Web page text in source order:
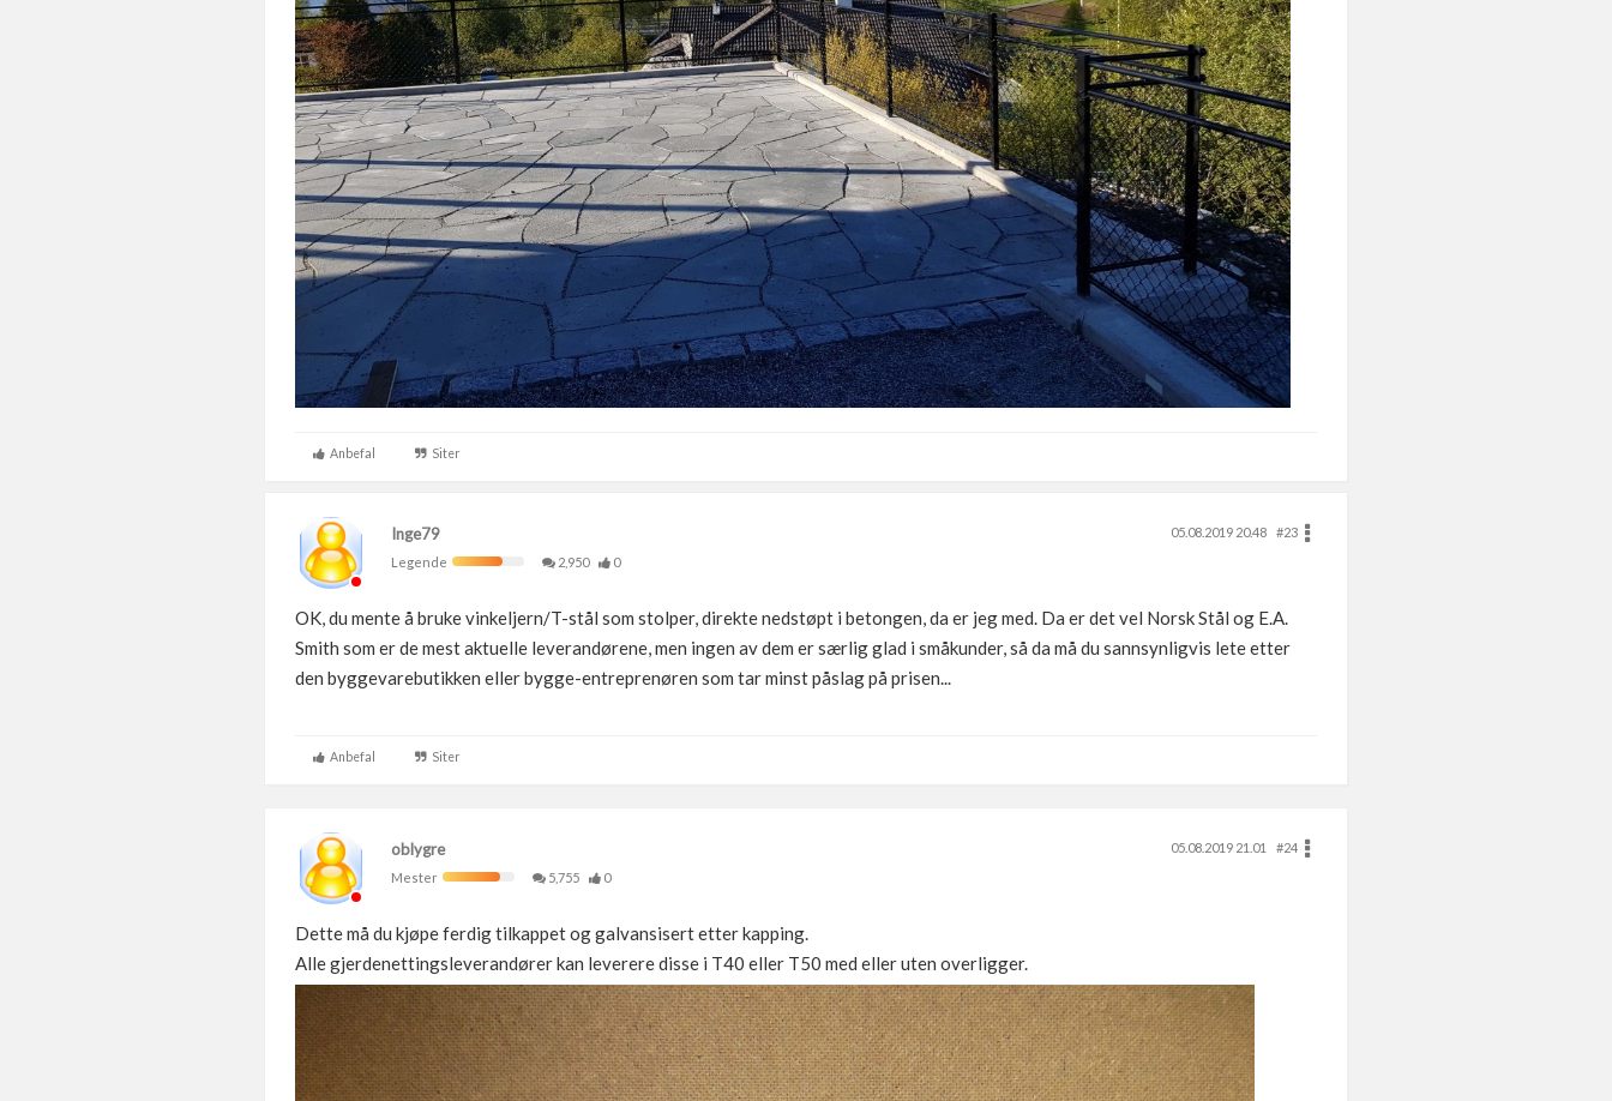
Anbefal Siter
Inge79 05.08.2019 20.48
#23
Legende
2,950 0
OK, du mente å bruke vinkeljern/T-stål som stolper, direkte nedstøpt i betongen, da er jeg med. Da er det vel Norsk Stål og E.A.
Smith som er de mest aktuelle leverandørene, men ingen av dem er særlig glad i småkunder, så da må du sannsynligvis lete etter
den byggevarebutikken eller bygge-entreprenøren som tar minst påslag på prisen...
Anbefal Siter
oblygre 05.08.2019 21.01
#24
Mester
5,755 0
Dette må du kjøpe ferdig tilkappet og galvansisert etter kapping.
Alle gjerdenettingsleverandører kan leverere disse i T40 eller T50 med eller uten overligger.